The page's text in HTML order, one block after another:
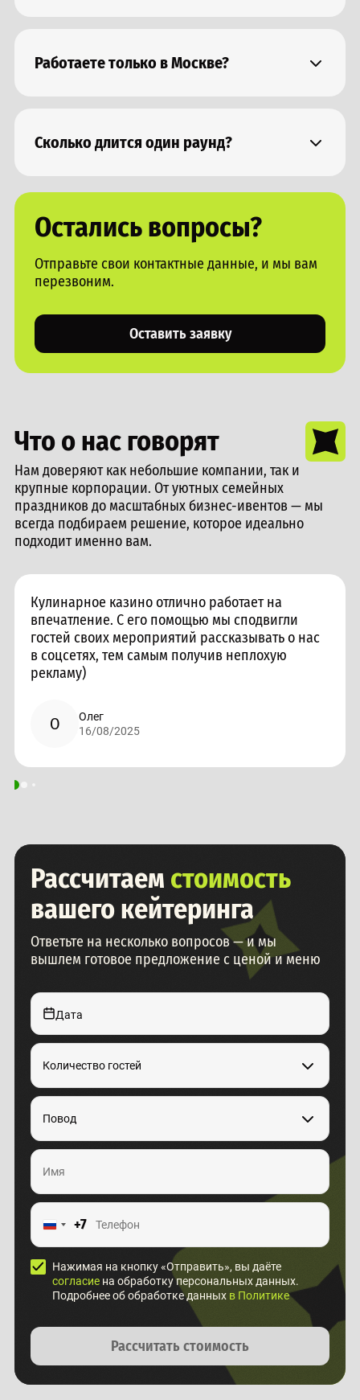
Работаете только в Москве?
Сколько длится один раунд?
Остались вопросы?
Отправьте свои контактные данные, и мы вам
перезвоним.
Оставить заявку
Что о нас говорят
Нам доверяют как небольшие компании, так и
крупные корпорации. От уютных семейных
праздников до масштабных бизнес-ивентов — мы
всегда подбираем решение, которое идеально
подходит именно вам.
Кулинарное казино отлично работает на
впечатление. С его помощью мы сподвигли
гостей своих мероприятий рассказывать о нас
в соцсетях, тем самым получив неплохую
рекламу)
О
Олег
16/08/2025
Рассчитаем стоимость
вашего кейтеринга
Ответьте на несколько вопросов — и мы
вышлем готовое предложение с ценой и меню
Дата
Количество гостей
Повод
+7
Нажимая на кнопку «Отправить», вы даёте
согласие на обработку персональных данных.
Подробнее об обработке данных в Политике
Рассчитать стоимость